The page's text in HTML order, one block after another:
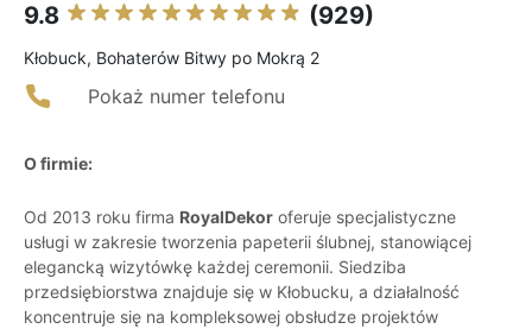
9.8 (929)
Kłobuck, Bohaterów Bitwy po Mokrą 2
Pokaż numer telefonu
O firmie:
Od 2013 roku firma RoyalDekor oferuje specjalistyczne
usługi w zakresie tworzenia papeterii ślubnej, stanowiącej
elegancką wizytówkę każdej ceremonii. Siedziba
przedsiębiorstwa znajduje się w Kłobucku, a działalność
koncentruje się na kompleksowej obsłudze projektów